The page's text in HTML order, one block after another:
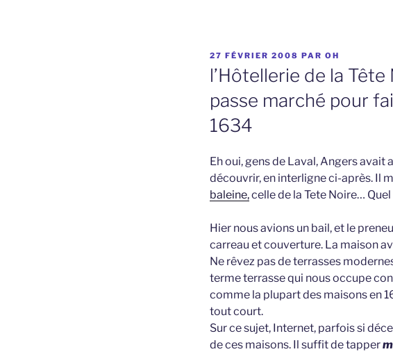
PUBLIÉ
LE
27 FÉVRIER 2008 PAR OH
l’Hôtellerie de la
passe marché pour
1634
Eh oui, gens de Laval, Angers avait
découvrir, en interligne ci-après. Il
baleine,celle de la Tete Noire…
Hier nous avions un bail, et le
carreau et couverture. La maison
Ne rêvez pas de terrasses
terme terrasse qui nous occupe
comme la plupart des maisons en
tout court.
Sur ce sujet, Internet, parfois si
de ces maisons. Il suffit de tapper